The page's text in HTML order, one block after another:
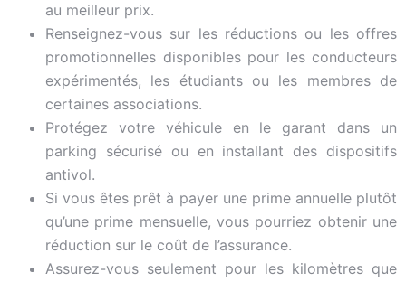
au meilleur prix.
Renseignez-vous sur les réductions ou les offres
promotionnelles disponibles pour les conducteurs
expérimentés, les étudiants ou les membres de
certaines associations.
Protégez votre véhicule en le garant dans un
parking sécurisé ou en installant des dispositifs
antivol.
Si vous êtes prêt à payer une prime annuelle plutôt
qu’une prime mensuelle, vous pourriez obtenir une
réduction sur le coût de l’assurance.
Assurez-vous seulement pour les kilomètres que